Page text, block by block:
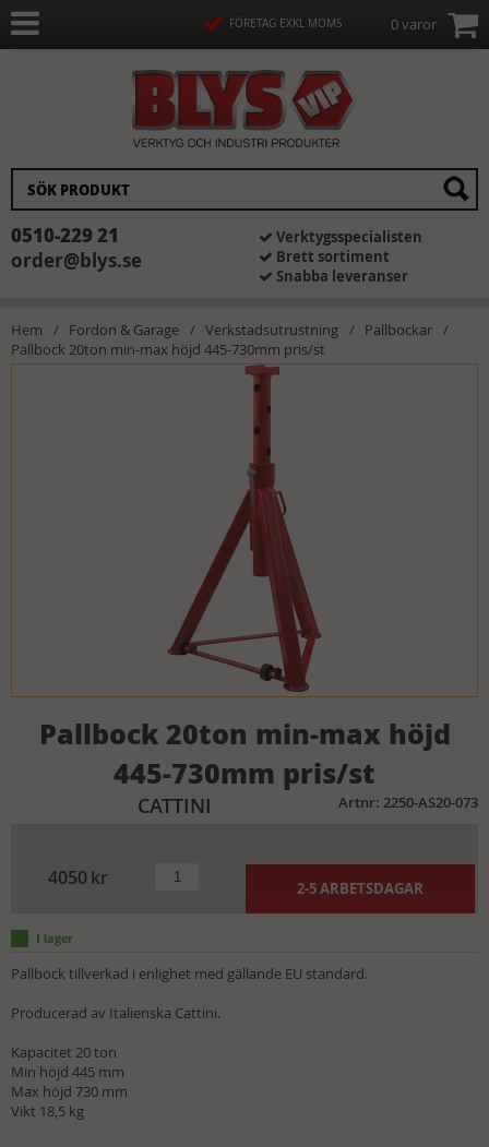
0 varor
FÖRETAG EXKL MOMS
0510-229 21
order@blys.se
Verktygsspecialisten
Brett sortiment
Snabba leveranser
Hem Fordon & Garage Verkstadsutrustning
Pallbockar
Pallbock 20ton min-max höjd 445-730mm pris/st
Pallbock 20ton min-max höjd
445-730mm pris/st
Artnr: 2250-AS20-073
CATTINI
4050 kr 2-5 ARBETSDAGAR
Pallbock tillverkad i enlighet med gällande EU standard.
Producerad av Italienska Cattini.
Kapacitet 20 ton
Min höjd 445 mm
Max höjd 730 mm
Vikt 18,5 kg